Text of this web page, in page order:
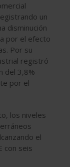
un
disminución
por el efecto
Por su
registró
del 3,8%
por el
los niveles
el
con seis